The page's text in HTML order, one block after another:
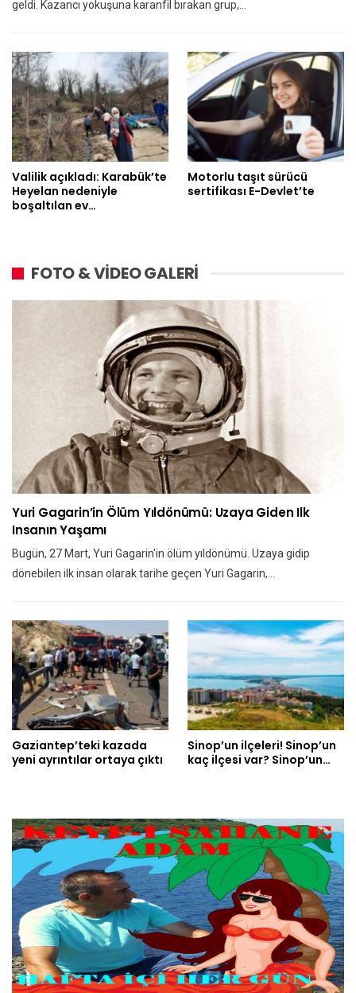
geldi. Kazancı yokuşuna karanfil bırakan grup,…
Valilik açıkladı: Karabük’te
Heyelan nedeniyle
boşaltılan ev…
Motorlu taşıt sürücü
sertifikası E-Devlet’te
FOTO & VİDEO GALERİ
Yuri Gagarin’in Ölüm Yıldönümü: Uzaya Giden Ilk
Insanın Yaşamı
Bugün, 27 Mart, Yuri Gagarin'in ölüm yıldönümü. Uzaya gidip
dönebilen ilk insan olarak tarihe geçen Yuri Gagarin,…
Gaziantep’teki kazada
yeni ayrıntılar ortaya çıktı
Sinop’un ilçeleri! Sinop’un
kaç ilçesi var? Sinop’un…